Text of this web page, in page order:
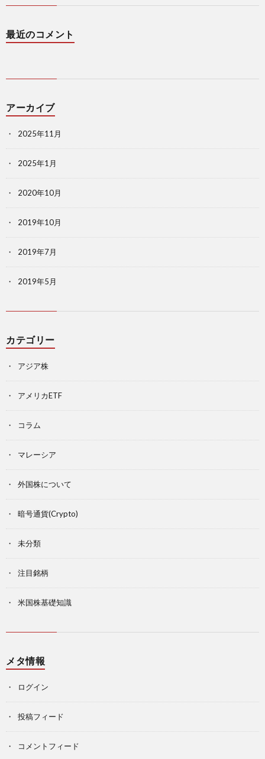
最近のコメント
アーカイブ
2025年11月
2025年1月
2020年10月
2019年10月
2019年7月
2019年5月
カテゴリー
アジア株
アメリカETF
コラム
マレーシア
外国株について
暗号通貨(Crypto)
未分類
注目銘柄
米国株基礎知識
メタ情報
ログイン
投稿フィード
コメントフィード